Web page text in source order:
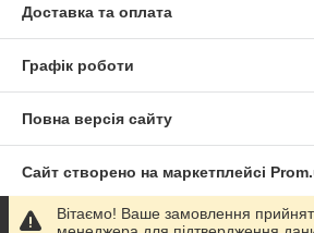
Доставка та оплата
Графік роботи
Повна версія сайту
Сайт створено на маркетплейсі
Політика конфіденційності
Вітаємо! Ваше замовлення